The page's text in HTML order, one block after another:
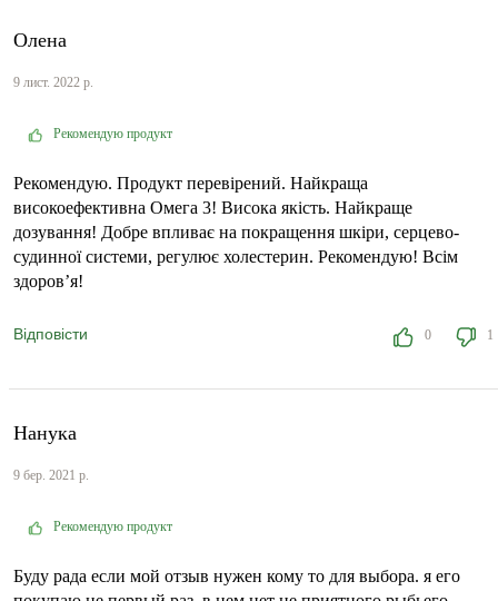
Олена
9 лист. 2022 р.
Рекомендую продукт
Рекомендую. Продукт перевірений. Найкраща
високоефективна Омега 3! Висока якість. Найкраще
дозування! Добре впливає на покращення шкіри, серцево-
судинної системи, регулює холестерин. Рекомендую! Всім
здоров’я!
Відповісти 0 1
Нанука
9 бер. 2021 р.
Рекомендую продукт
Буду рада если мой отзыв нужен кому то для выбора. я его